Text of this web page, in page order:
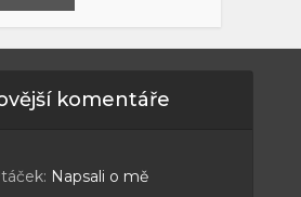
komentáře
: Napsali o mě